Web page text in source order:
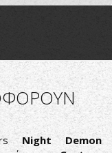
Night Demon